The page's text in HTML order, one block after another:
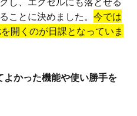
ことに決めました。今では
開くのが日課となっていま
かった機能や使い勝手を